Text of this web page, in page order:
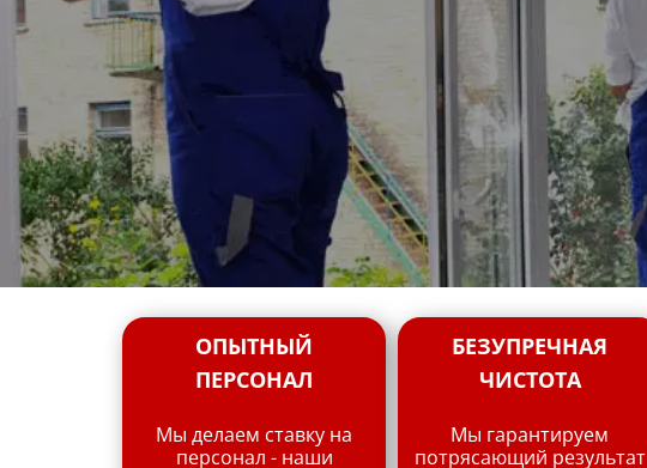
ОПЫТНЫЙ
ПЕРСОНАЛ
Мы делаем ставку на
персонал - наши
БЕЗУПРЕЧНАЯ
ЧИСТОТА
Мы гарантируем
потрясающий результат